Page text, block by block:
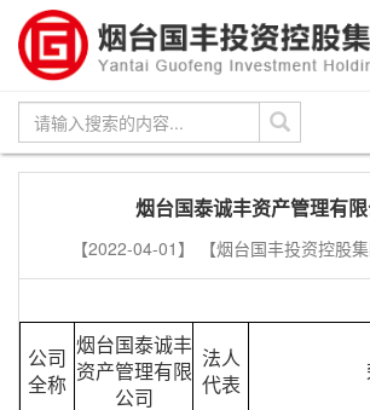
烟台国泰诚丰资产管理有
【2022-04-01】 【烟台国丰投资控股
公司
全称
烟台国泰诚丰
资产管理有限
公司
法人
代表